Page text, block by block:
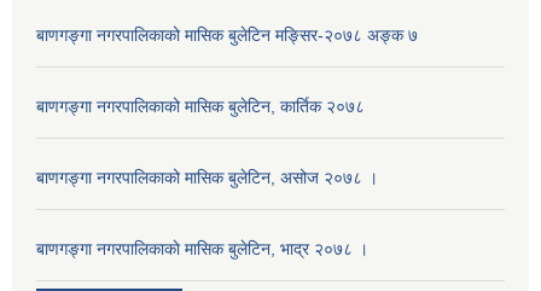
बाणगङ्गा नगरपालिकाको मासिक बुलेटिन मङ्सिर-२०७८ अङ्क ७
बाणगङ्गा नगरपालिकाको मासिक बुलेटिन, कार्तिक २०७८
बाणगङ्गा नगरपालिकाको मासिक बुलेटिन, असोज २०७८ ।
बाणगङ्गा नगरपालिकाकाे मासिक बुलेटिन, भाद्र २०७८ ।